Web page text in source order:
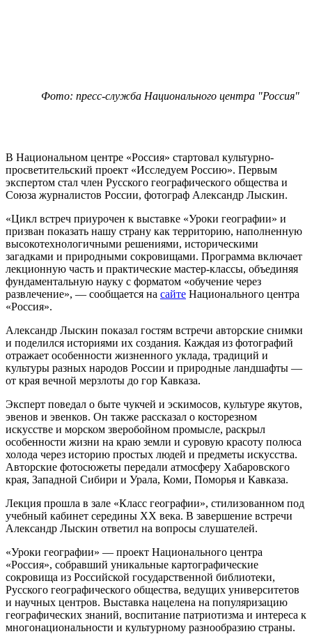
Фото: пресс-служба Национального центра "Россия"
В Национальном центре «Россия» стартовал культурно-
просветительский проект «Исследуем Россию». Первым
экспертом стал член Русского географического общества и
Союза журналистов России, фотограф Александр Лыскин.
«Цикл встреч приурочен к выставке «Уроки географии» и
призван показать нашу страну как территорию, наполненную
высокотехнологичными решениями, историческими
загадками и природными сокровищами. Программа включает
лекционную часть и практические мастер-классы, объединяя
фундаментальную науку с форматом «обучение через
развлечение», — сообщается на сайте Национального центра
«Россия».
Александр Лыскин показал гостям встречи авторские снимки
и поделился историями их создания. Каждая из фотографий
отражает особенности жизненного уклада, традиций и
культуры разных народов России и природные ландшафты —
от края вечной мерзлоты до гор Кавказа.
Эксперт поведал о быте чукчей и эскимосов, культуре якутов,
эвенов и эвенков. Он также рассказал о косторезном
искусстве и морском зверобойном промысле, раскрыл
особенности жизни на краю земли и суровую красоту полюса
холода через историю простых людей и предметы искусства.
Авторские фотосюжеты передали атмосферу Хабаровского
края, Западной Сибири и Урала, Коми, Поморья и Кавказа.
Лекция прошла в зале «Класс географии», стилизованном под
учебный кабинет середины XX века. В завершение встречи
Александр Лыскин ответил на вопросы слушателей.
«Уроки географии» — проект Национального центра
«Россия», собравший уникальные картографические
сокровища из Российской государственной библиотеки,
Русского географического общества, ведущих университетов
и научных центров. Выставка нацелена на популяризацию
географических знаний, воспитание патриотизма и интереса к
многонациональности и культурному разнообразию страны.